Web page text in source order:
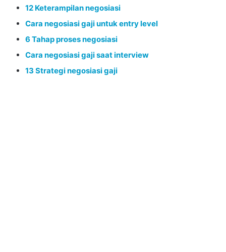
12 Keterampilan negosiasi
Cara negosiasi gaji untuk entry level
6 Tahap proses negosiasi
Cara negosiasi gaji saat interview
13 Strategi negosiasi gaji